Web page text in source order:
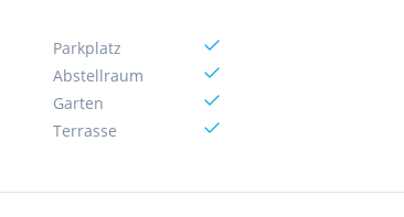
Parkplatz
Abstellraum
Garten
Terrasse